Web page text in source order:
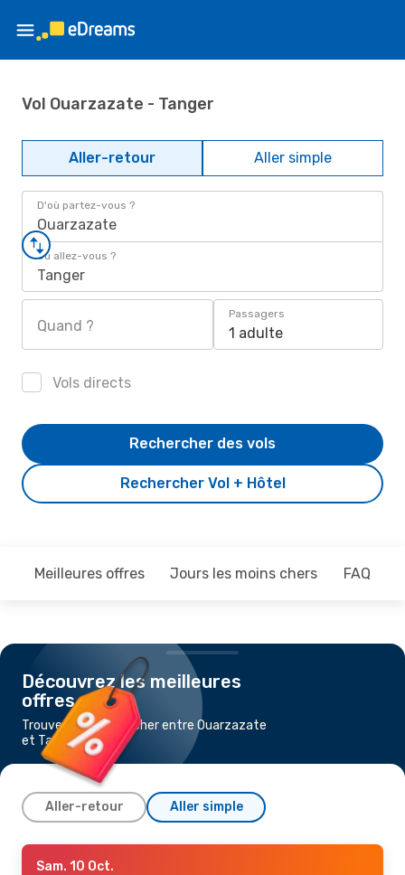
Vol Ouarzazate - Tanger
Aller-retour Aller simple
D'où partez-vous ?
Ouarzazate
Où allez-vous ?
Tanger
Quand ?
Passagers
1 adulte
Vols directs
Rechercher Vol + Hôtel
Rechercher des vols
Meilleures offres Jours les moins chers FAQ
Découvrez les meilleures
offres
Trouvez un vol pas cher entre Ouarzazate
et Tanger
Aller-retour Aller simple
Jeu. 1 Oct.- Dim. 4 Oct.
Sam. 10 Oct.